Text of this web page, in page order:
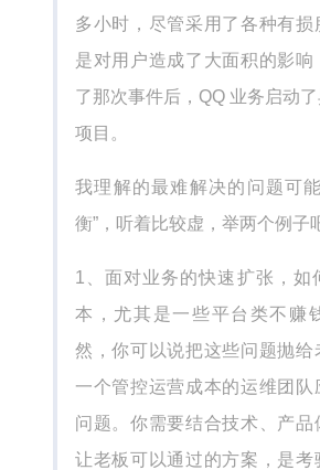
多小时，尽管采用了各种有损
是对用户造成了大面积的影响
了那次事件后，QQ 业务启动
项目。
我理解的最难解决的问题可
衡”，听着比较虚，举两个例子
1、面对业务的快速扩张，如
本，尤其是一些平台类不赚
然，你可以说把这些问题抛给
一个管控运营成本的运维团队
问题。你需要结合技术、产品
让老板可以通过的方案，是考